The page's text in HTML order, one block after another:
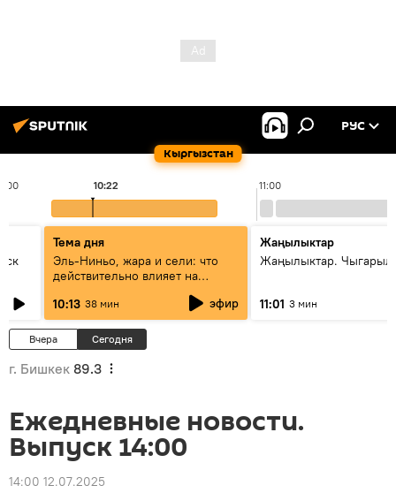
Кыргызстан
РУС
11:00
10:22
Тема дня
Эль-Ниньо, жара и сели: что
действительно влияет на
10:13 38 мин эфир
Жаңылыктар
Жаңылыктар.
11:01 3 мин
Вчера Сегодня
г. Бишкек 89.3
Ежедневные новости.
Выпуск 14:00
14:00 12.07.2025